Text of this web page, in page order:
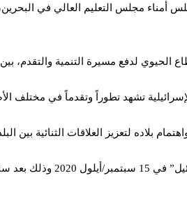
أمناء مجلس التعليم العالي في
الحيوي لدفع مسيرة التنمية والتقدم،
تشهد تطوراً وتقدماً في مختلف
بلاده لتعزيز العلاقات الثنائية بين
بين الجانبين.